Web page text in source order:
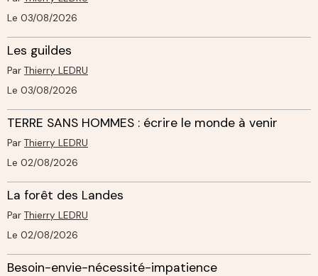
Le 03/08/2026
Les guildes
Par Thierry LEDRU
Le 03/08/2026
TERRE SANS HOMMES : écrire le monde à venir
Par Thierry LEDRU
Le 02/08/2026
La forêt des Landes
Par Thierry LEDRU
Le 02/08/2026
Besoin-envie-nécessité-impatience